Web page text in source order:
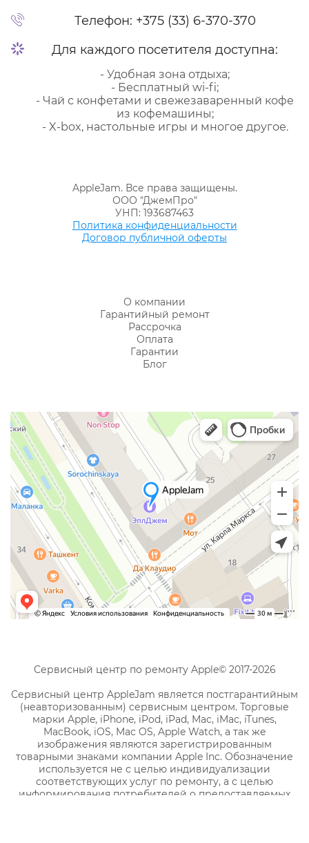
Телефон: +375 (33) 6-370-370
Для каждого посетителя доступна:
- Удобная зона отдыха;
- Бесплатный wi-fi;
- Чай с конфетами и свежезаваренный кофе
из кофемашины;
- X-box, настольные игры и многое другое.
AppleJam. Все права защищены.
ООО "ДжемПро"
УНП: 193687463
Политика конфиденциальности
Договор публичной оферты
О компании
Гарантийный ремонт
Рассрочка
Оплата
Гарантии
Блог
Сервисный центр по ремонту Apple© 2017-2026
Сервисный центр AppleJam является постгарантийным
(неавторизованным) сервисным центром. Торговые
марки Apple, iPhone, iPod, iPad, Mac, iMac, iTunes,
MacBook, iOS, Mac OS, Apple Watch, а так же
изображения являются зарегистрированным
товарными знаками компании Apple Inc. Обозначение
используется не с целью индивидуализации
соответствующих услуг по ремонту, а с целью
информирования потребителей о предоставляемых